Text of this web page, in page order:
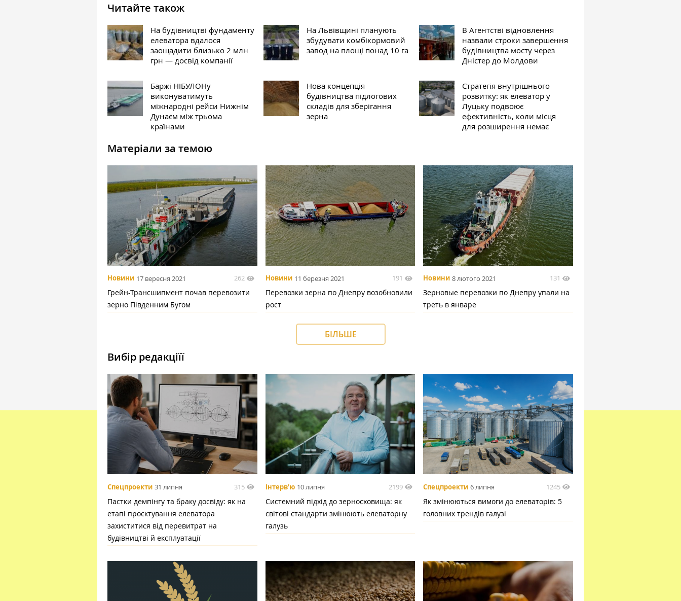
Читайте також
На будівництві фундаменту
елеватора вдалося
заощадити близько 2 млн
грн — досвід компанії
На Львівщині планують
збудувати комбікормовий
завод на площі понад 10 га
В Агентстві відновлення
назвали строки завершення
будівництва мосту через
Дністер до Молдови
Баржі НІБУЛОНу
виконуватимуть
міжнародні рейси Нижнім
Дунаєм між трьома
країнами
Нова концепція
будівництва підлогових
складів для зберігання
зерна
Стратегія внутрішнього
розвитку: як елеватор у
Луцьку подвоює
ефективність, коли місця
для розширення немає
Матеріали за темою
Новини 17 вересня 2021 262
Грейн-Трансшипмент почав перевозити
зерно Південним Бугом
Новини 11 березня 2021 191
Перевозки зерна по Днепру возобновили
рост
Новини 8 лютого 2021 131
Зерновые перевозки по Днепру упали на
треть в январе
БІЛЬШЕ
Вибір редакціїї
Спецпроекти 31 липня 315
Пастки демпінгу та браку досвіду: як на
етапі проєктування елеватора
захиститися від перевитрат на
будівництві й експлуатації
Інтерв'ю 10 липня 2199
Системний підхід до зерносховища: як
світові стандарти змінюють елеваторну
галузь
Спецпроекти 6 липня 1245
Як змінюються вимоги до елеваторів: 5
головних трендів галузі